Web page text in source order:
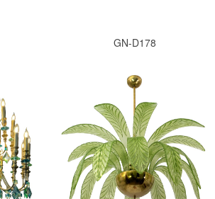
GN-D178